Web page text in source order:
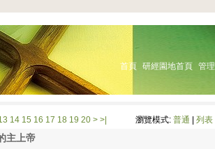
首頁 研經園地首頁 管理
14 15 16 17 18 19 20 > >| 瀏覽模式: 普通 列表
主上帝